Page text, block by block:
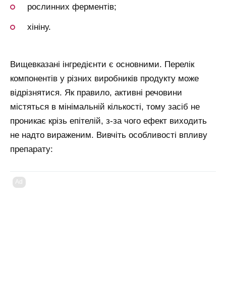
рослинних ферментів;
хініну.
Вищевказані інгредієнти є основними. Перелік
компонентів у різних виробників продукту може
відрізнятися. Як правило, активні речовини
містяться в мінімальній кількості, тому засіб не
проникає крізь епітелій, з-за чого ефект виходить
не надто вираженим. Вивчіть особливості впливу
препарату:
Ad